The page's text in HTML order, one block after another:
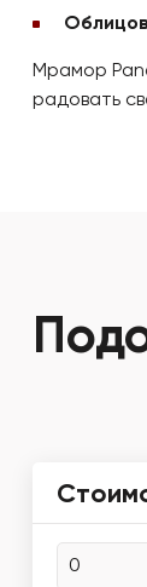
Мрамор
радовать